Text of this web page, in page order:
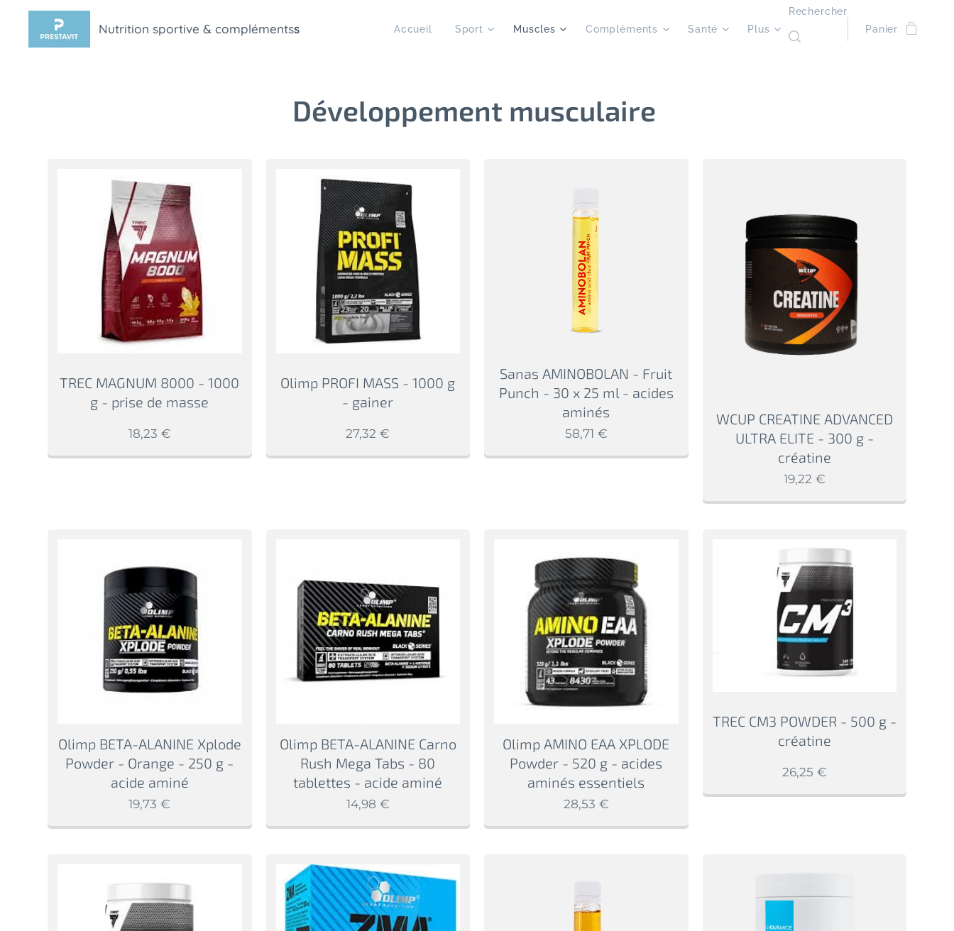
Nutrition sportive & complémentss Accueil Sport Muscles Compléments Santé Plus
Rechercher
Panier
Développement musculaire
TREC MAGNUM 8000 - 1000
g - prise de masse
18,23 €
Olimp PROFI MASS - 1000 g
- gainer
27,32 €
Sanas AMINOBOLAN - Fruit
Punch - 30 x 25 ml - acides
aminés
58,71 €
WCUP CREATINE ADVANCED
ULTRA ELITE - 300 g -
créatine
19,22 €
Olimp BETA-ALANINE Xplode
Powder - Orange - 250 g -
acide aminé
19,73 €
Olimp BETA-ALANINE Carno
Rush Mega Tabs - 80
tablettes - acide aminé
14,98 €
Olimp AMINO EAA XPLODE
Powder - 520 g - acides
aminés essentiels
28,53 €
TREC CM3 POWDER - 500 g -
créatine
26,25 €